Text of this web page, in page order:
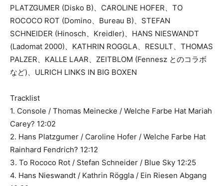
PLATZGUMER (Disko B)、CAROLINE HOFER、TO
ROCOCO ROT (Domino、Bureau B)、STEFAN
SCHNEIDER (Hinosch、Kreidler)、HANS NIESWANDT
(Ladomat 2000)、KATHRIN ROGGLA、RESULT、THOMAS
PALZER、KALLE LAAR、ZEITBLOM (Fennesz とのコラボ
など)、ULRICH LINKS IN BIG BOXEN
Tracklist
1. Console / Thomas Meinecke / Welche Farbe Hat Mariah
Carey? 12:02
2. Hans Platzgumer / Caroline Hofer / Welche Farbe Hat
Rainhard Fendrich? 12:12
3. To Rococo Rot / Stefan Schneider / Blue Sky 12:25
4. Hans Nieswandt / Kathrin Röggla / Ein Riesen Abgang